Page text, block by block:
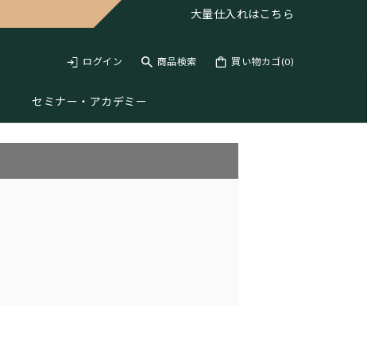
大量仕入れはこちら
ログイン 商品検索 買い物カゴ(0)
セミナー・アカデミー